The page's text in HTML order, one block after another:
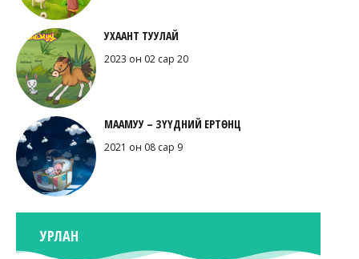
УХААНТ ТУУЛАЙ
2023 он 02 сар 20
МААМУУ – ЗҮҮДНИЙ ЕРТӨНЦ
2021 он 08 сар 9
УРЛАН